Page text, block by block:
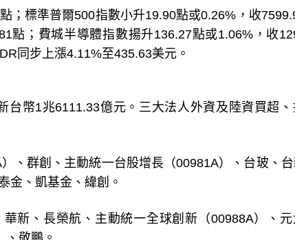
；標準普爾500指數小升19.90點或0.26%，收
點；費城半導體指數揚升136.27點或1.06%，收
同步上漲4.11%至435.63美元。
台幣1兆6111.33億元。三大法人外資及陸資買超、
、群創、主動統一台股增長（00981A）、台玻、
金、凱基金、緯創。
新、長榮航、主動統一全球創新（00988A）、元